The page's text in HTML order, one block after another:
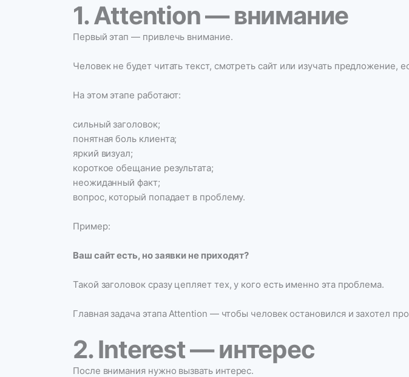
1. Attention — внимание
Первый этап — привлечь внимание.
Человек не будет читать текст, смотреть сайт или изучать предложение,
На этом этапе работают:
сильный заголовок;
понятная боль клиента;
яркий визуал;
короткое обещание результата;
неожиданный факт;
вопрос, который попадает в проблему.
Пример:
Ваш сайт есть, но заявки не приходят?
Такой заголовок сразу цепляет тех, у кого есть именно эта проблема.
Главная задача этапа Attention — чтобы человек остановился и захотел
2. Interest — интерес
После внимания нужно вызвать интерес.